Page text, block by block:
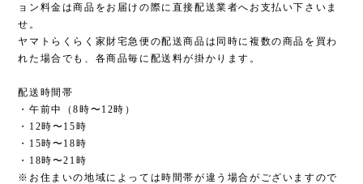
ョン料金は商品をお届けの際に直接配送業者へお支払い下さいま
せ。
ヤマトらくらく家財宅急便の配送商品は同時に複数の商品を買わ
れた場合でも、各商品毎に配送料が掛かります。
配送時間帯
・午前中（8時〜12時）
・12時〜15時
・15時〜18時
・18時〜21時
※お住まいの地域によっては時間帯が違う場合がございますので